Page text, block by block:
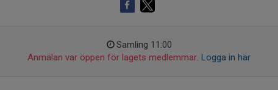
Samling 11:00
Anmälan var öppen för lagets medlemmar. Logga in här